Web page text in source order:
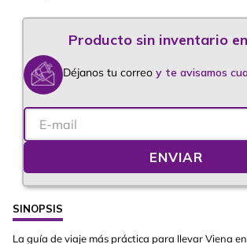
Déjanos tu correo y te avisamos
ENVIAR
SINOPSIS
La guía de viaje más práctica para llevar Viena